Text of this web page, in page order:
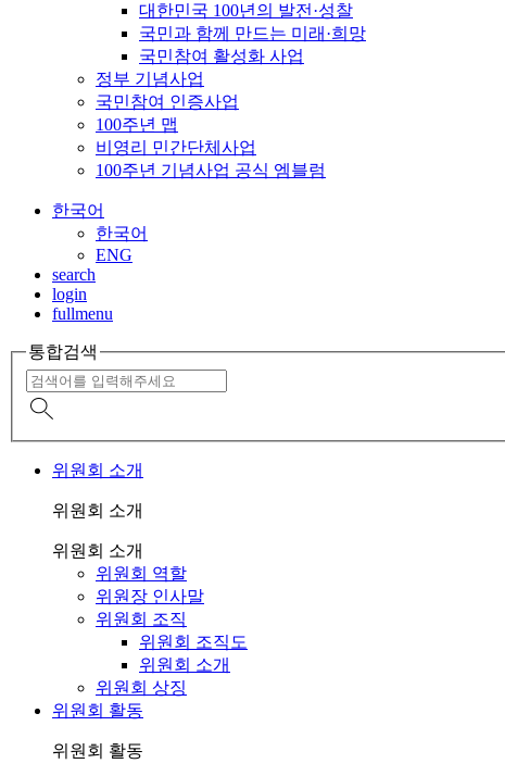
대한민국 100년의 발전·성찰
국민과 함께 만드는 미래·희망
국민참여 활성화 사업
정부 기념사업
국민참여 인증사업
100주년 맵
비영리 민간단체사업
100주년 기념사업 공식 엠블럼
한국어
한국어
ENG
search
login
fullmenu
통합검색
위원회 소개
위원회 소개
위원회 소개
위원회 역할
위원장 인사말
위원회 조직
위원회 조직도
위원회 소개
위원회 상징
위원회 활동
위원회 활동